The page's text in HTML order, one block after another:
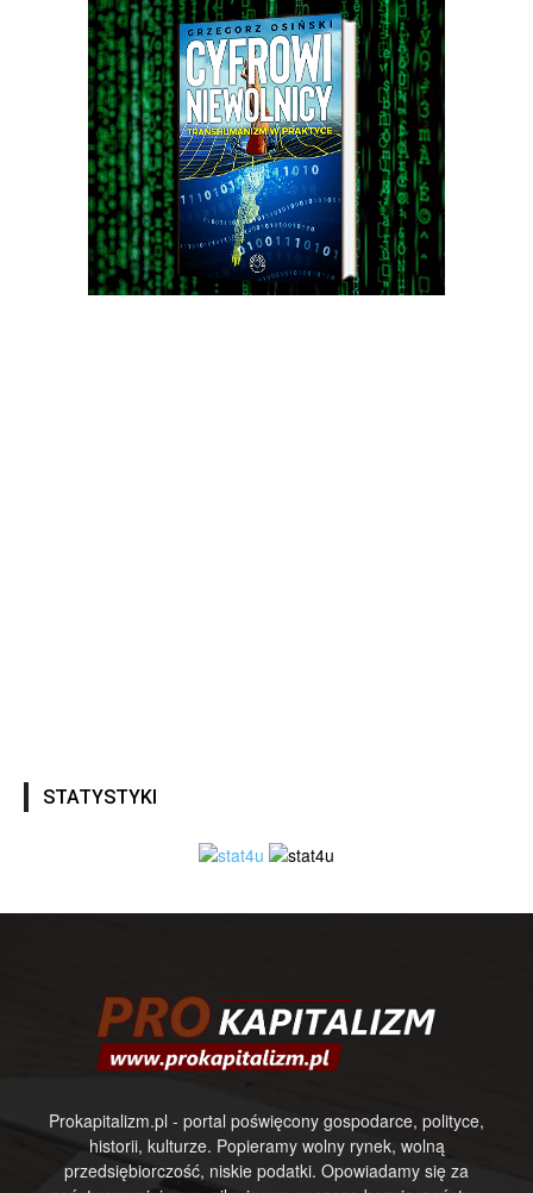
STATYSTYKI
Prokapitalizm.pl - portal poświęcony gospodarce, polityce,
historii, kulturze. Popieramy wolny rynek, wolną
przedsiębiorczość, niskie podatki. Opowiadamy się za